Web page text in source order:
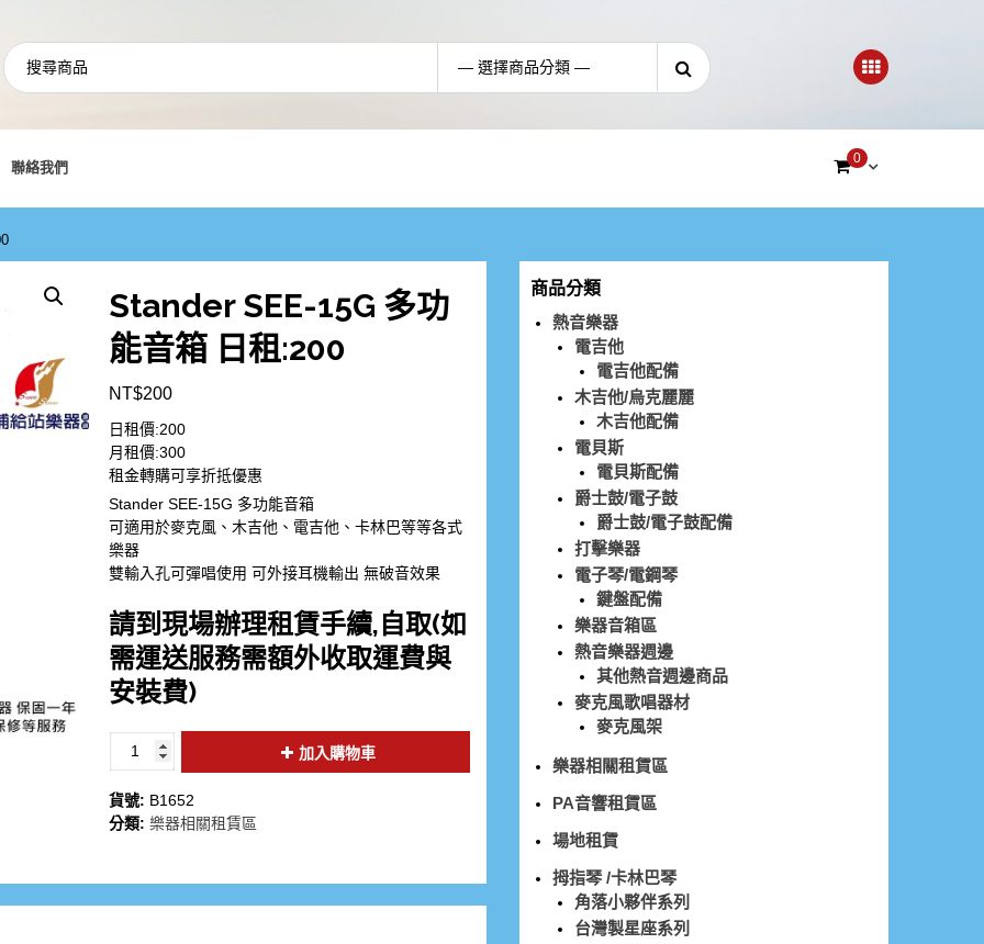
聯絡我們
0
Stander SEE-15G 多功
能音箱 日租:200
NT$200
日租價:200
月租價:300
租金轉購可享折抵優惠
Stander SEE-15G 多功能音箱
可適用於麥克風、木吉他、電吉他、卡林巴等等各式
樂器
雙輸入孔可彈唱使用 可外接耳機輸出 無破音效果
請到現場辦理租賃手續,自取(如
需運送服務需額外收取運費與
安裝費)
加入購物車
貨號: B1652
分類:樂器相關租賃區
商品分類
熱音樂器
電吉他
電吉他配備
木吉他/烏克麗麗
木吉他配備
電貝斯
電貝斯配備
爵士鼓/電子鼓
爵士鼓/電子鼓配備
打擊樂器
電子琴/電鋼琴
鍵盤配備
樂器音箱區
熱音樂器週邊
其他熱音週邊商品
麥克風歌唱器材
麥克風架
樂器相關租賃區
PA音響租賃區
場地租賃
拇指琴 /卡林巴琴
角落小夥伴系列
台灣製星座系列